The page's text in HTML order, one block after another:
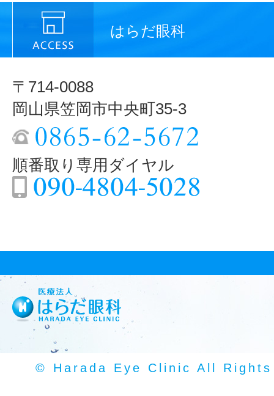
はらだ眼科
〒714-0088
岡山県笠岡市中央町35-3
順番取り専用ダイヤル
© Harada Eye Clinic All